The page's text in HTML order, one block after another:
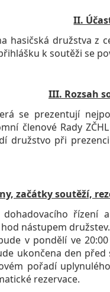
II.
družstva z
k soutěži se
III. Rozsah
se prezentují
členové Rady
družstvo při
začátky soutěží,
řízení
nástupem
v pondělí ve
ukončena den
pořadí
rezervace.